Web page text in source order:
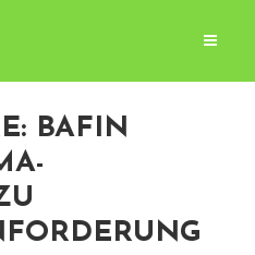
BAFIN